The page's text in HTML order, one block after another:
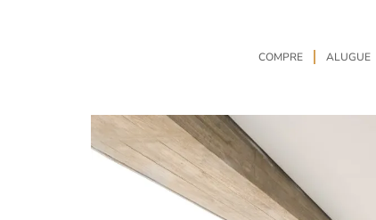
COMPRE ALUGUE